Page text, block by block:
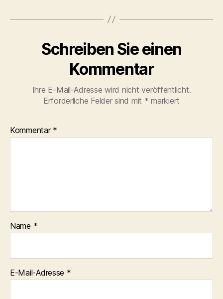
Schreiben Sie einen
Kommentar
Ihre E-Mail-Adresse wird nicht veröffentlicht.
Erforderliche Felder sind mit * markiert
Kommentar *
Name *
E-Mail-Adresse *